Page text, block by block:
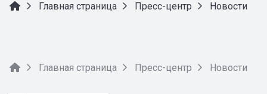
Главная страница Пресс-центр Новости
Главная страница Пресс-центр Новости